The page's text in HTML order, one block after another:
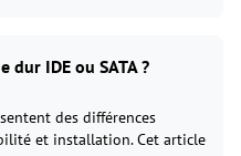
dur IDE ou SATA ?
des différences
et installation. Cet article